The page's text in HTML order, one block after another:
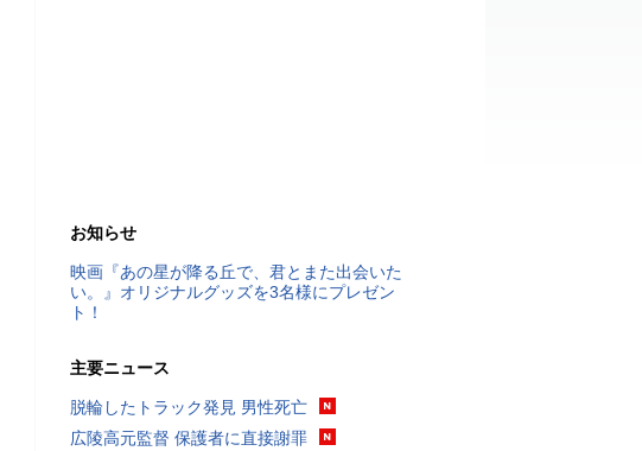
お知らせ
映画『あの星が降る丘で、君とまた出会いた
い。』オリジナルグッズを3名様にプレゼン
ト！
主要ニュース
脱輪したトラック発見 男性死亡
広陵高元監督 保護者に直接謝罪